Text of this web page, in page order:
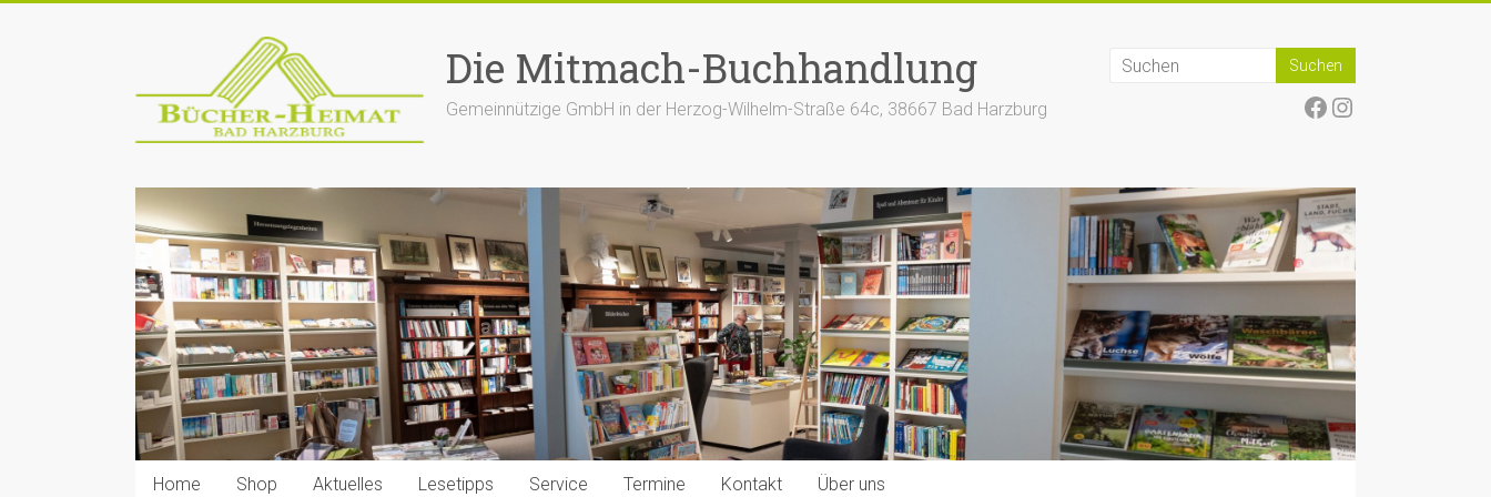
Die Mitmach-Buchhandlung
Gemeinnützige GmbH in der Herzog-Wilhelm-Straße 64c, 38667 Bad Harzburg Facebook
Instagram
Home Shop Aktuelles Lesetipps Service Termine Kontakt Über uns